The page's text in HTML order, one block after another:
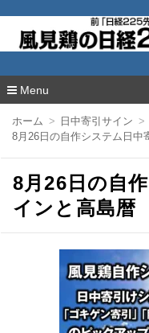
風見鶏の日経
Menu
ホーム
日中寄引サイン
8月26日の自作システム日中
8月26日の自
インと高島暦